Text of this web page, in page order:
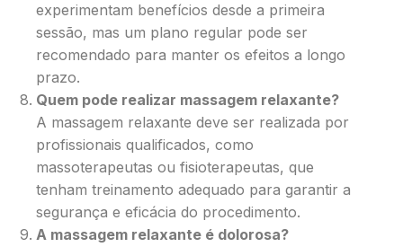
experimentam benefícios desde a primeira
sessão, mas um plano regular pode ser
recomendado para manter os efeitos a longo
prazo.
Quem pode realizar massagem relaxante?
A massagem relaxante deve ser realizada por
profissionais qualificados, como
massoterapeutas ou fisioterapeutas, que
tenham treinamento adequado para garantir a
segurança e eficácia do procedimento.
A massagem relaxante é dolorosa?